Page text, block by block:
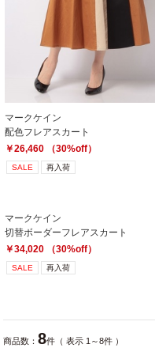
マークケイン
配色フレアスカート
￥26,460 （30%off）
SALE 再入荷
マークケイン
切替ボーダーフレアスカート
￥34,020 （30%off）
SALE 再入荷
商品数：8件（ 表示 1～8件 ）